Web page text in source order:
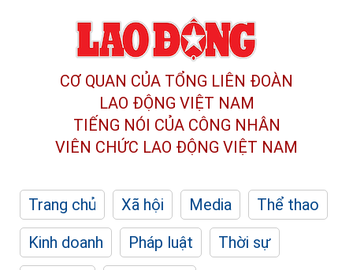
CƠ QUAN CỦA TỔNG LIÊN ĐOÀN
LAO ĐỘNG VIỆT NAM
TIẾNG NÓI CỦA CÔNG NHÂN
VIÊN CHỨC LAO ĐỘNG VIỆT NAM
Trang chủ Xã hội Media
Thể thao
Kinh doanh
Pháp luật
Thời sự